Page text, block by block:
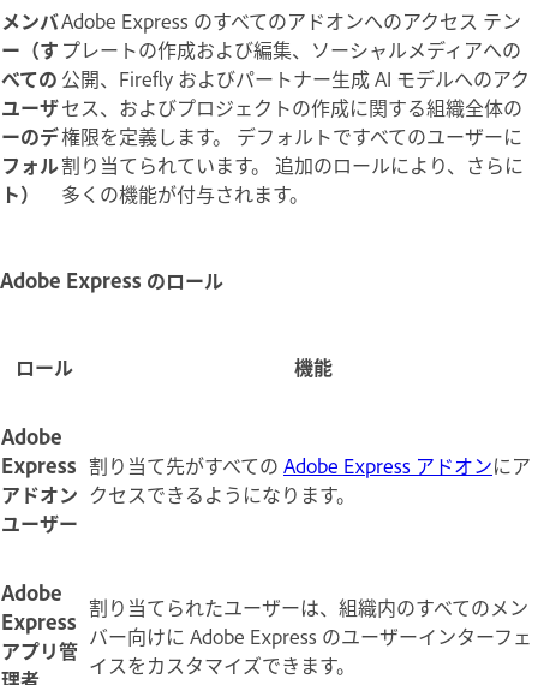
メンバ
ー（す
べての
ユーザ
ーのデ
フォル
ト）
Adobe Express のすべてのアドオンへのアクセス テン
プレートの作成および編集、ソーシャルメディアへの
公開、Firefly およびパートナー生成 AI モデルへのアク
セス、およびプロジェクトの作成に関する組織全体の
権限を定義します。 デフォルトですべてのユーザーに
割り当てられています。 追加のロールにより、さらに
多くの機能が付与されます。
Adobe Express のロール
ロール 機能
Adobe
Express
アドオン
ユーザー
割り当て先がすべての Adobe Express アドオンにア
クセスできるようになります。
Adobe
Express
アプリ管
割り当てられたユーザーは、組織内のすべてのメン
バー向けに Adobe Express のユーザーインターフェ
イスをカスタマイズできます。